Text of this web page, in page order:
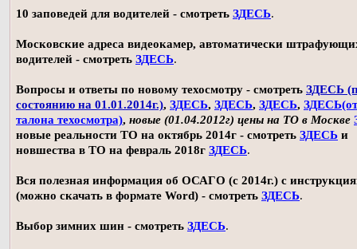
10 заповедей для водителей - смотреть ЗДЕСЬ.
Московские адреса видеокамер, автоматически
водителей - смотреть ЗДЕСЬ.
Вопросы и ответы по новому техосмотру - смотреть ЗДЕСЬ
состоянию на 01.01.2014г.), ЗДЕСЬ, ЗДЕСЬ, ЗДЕСЬ,
талона техосмотра), новые (01.04.2012г) цены на ТО в Москве
новые реальности ТО на октябрь 2014г - смотреть ЗДЕСЬ и
новшества в ТО на февраль 2018г ЗДЕСЬ.
Вся полезная информация об ОСАГО (с 2014г.) с
(можно скачать в формате Word) - смотреть ЗДЕСЬ.
Выбор зимних шин - смотреть ЗДЕСЬ.